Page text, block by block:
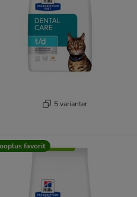
5 varianter
favorit